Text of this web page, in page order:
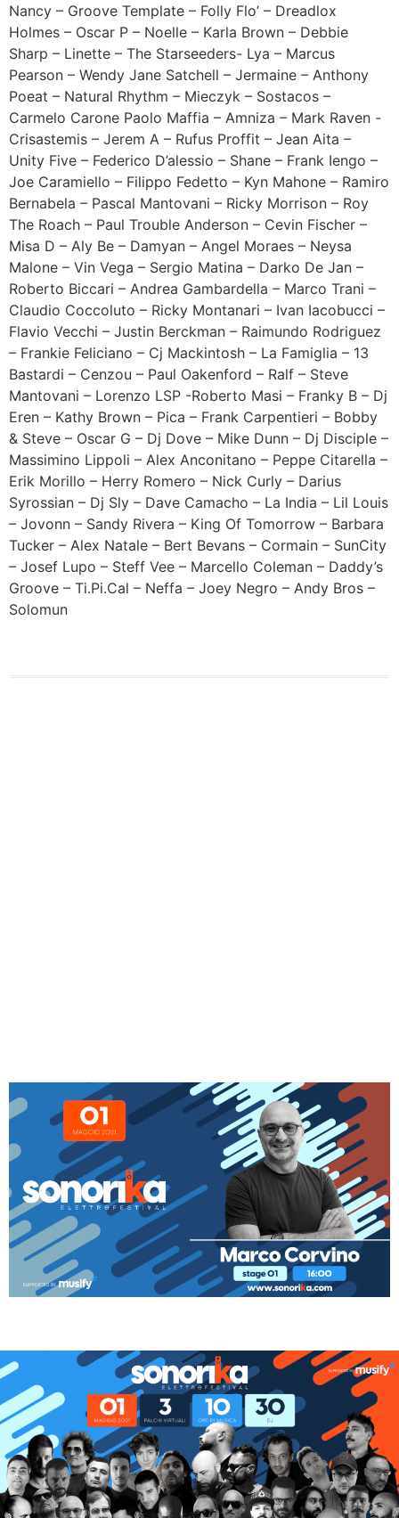
Nancy – Groove Template – Folly Flo’ – Dreadlox
Holmes – Oscar P – Noelle – Karla Brown – Debbie
Sharp – Linette – The Starseeders- Lya – Marcus
Pearson – Wendy Jane Satchell – Jermaine – Anthony
Poeat – Natural Rhythm – Mieczyk – Sostacos –
Carmelo Carone Paolo Maffia – Amniza – Mark Raven -
Crisastemis – Jerem A – Rufus Proffit – Jean Aita –
Unity Five – Federico D’alessio – Shane – Frank Iengo –
Joe Caramiello – Filippo Fedetto – Kyn Mahone – Ramiro
Bernabela – Pascal Mantovani – Ricky Morrison – Roy
The Roach – Paul Trouble Anderson – Cevin Fischer –
Misa D – Aly Be – Damyan – Angel Moraes – Neysa
Malone – Vin Vega – Sergio Matina – Darko De Jan –
Roberto Biccari – Andrea Gambardella – Marco Trani –
Claudio Coccoluto – Ricky Montanari – Ivan Iacobucci –
Flavio Vecchi – Justin Berckman – Raimundo Rodriguez
– Frankie Feliciano – Cj Mackintosh – La Famiglia – 13
Bastardi – Cenzou – Paul Oakenford – Ralf – Steve
Mantovani – Lorenzo LSP -Roberto Masi – Franky B – Dj
Eren – Kathy Brown – Pica – Frank Carpentieri – Bobby
& Steve – Oscar G – Dj Dove – Mike Dunn – Dj Disciple –
Massimino Lippoli – Alex Anconitano – Peppe Citarella –
Erik Morillo – Herry Romero – Nick Curly – Darius
Syrossian – Dj Sly – Dave Camacho – La India – Lil Louis
– Jovonn – Sandy Rivera – King Of Tomorrow – Barbara
Tucker – Alex Natale – Bert Bevans – Cormain – SunCity
– Josef Lupo – Steff Vee – Marcello Coleman – Daddy’s
Groove – Ti.Pi.Cal – Neffa – Joey Negro – Andy Bros –
Solomun